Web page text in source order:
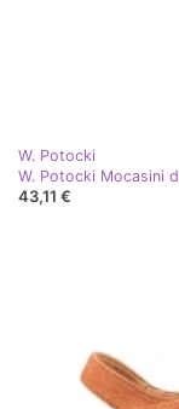
W. Potocki
W. Potocki Mocasini
43,11 €